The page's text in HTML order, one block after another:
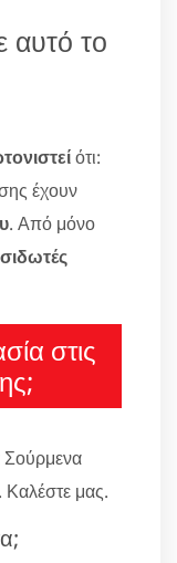
αυτό το
ότι:
έχουν
. Από μόνο
στις
Σούρμενα
Καλέστε μας.